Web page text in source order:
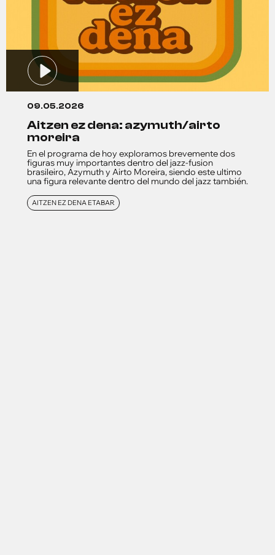
09.05.2026
aitzen ez dena: azymuth/airto
moreira
En el programa de hoy exploramos brevemente dos
figuras muy importantes dentro del jazz-fusion
brasileiro, Azymuth y Airto Moreira, siendo este ultimo
una figura relevante dentro del mundo del jazz también.
AITZEN EZ DENA ETABAR